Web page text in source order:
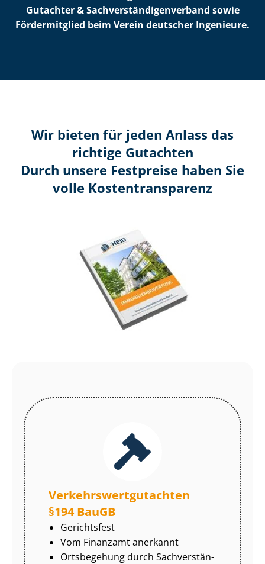
Gutachter & Sach­ver­stän­di­gen­ver­band sowie
Fördermitglied beim Verein deutscher Ingenieure.
Wir bieten für jeden Anlass das
richtige Gutachten
Durch unsere Festpreise haben Sie
volle Kosten­transparenz
Ver­kehrs­wert­gut­ach­ten
§194 BauGB
Gerichtsfest
Vom Finanzamt anerkannt
Ortsbegehung durch Sach­ver­stän­